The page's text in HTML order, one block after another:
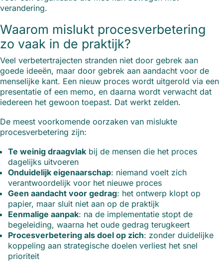
verandering.
Waarom mislukt procesverbetering
zo vaak in de praktijk?
Veel verbetertrajecten stranden niet door gebrek aan
goede ideeën, maar door gebrek aan aandacht voor de
menselijke kant. Een nieuw proces wordt uitgerold via een
presentatie of een memo, en daarna wordt verwacht dat
iedereen het gewoon toepast. Dat werkt zelden.
De meest voorkomende oorzaken van mislukte
procesverbetering zijn:
Te weinig draagvlak bij de mensen die het proces
dagelijks uitvoeren
Onduidelijk eigenaarschap: niemand voelt zich
verantwoordelijk voor het nieuwe proces
Geen aandacht voor gedrag: het ontwerp klopt op
papier, maar sluit niet aan op de praktijk
Eenmalige aanpak: na de implementatie stopt de
begeleiding, waarna het oude gedrag terugkeert
Procesverbetering als doel op zich: zonder duidelijke
koppeling aan strategische doelen verliest het snel
prioriteit